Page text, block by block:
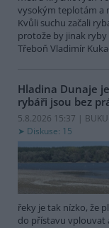
vysokým teplotám a
Kvůli suchu začali
protože by jinak
Třeboň Vladimír
Hladina Dunaje
rybáři jsou bez
5.8.2026 15:37 |
Diskuse: 15
řeky je tak nízko, že
do přístavu vplouvat